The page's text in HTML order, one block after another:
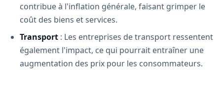
contribue à l'inflation générale, faisant grimper le
coût des biens et services.
Transport : Les entreprises de transport ressentent
également l'impact, ce qui pourrait entraîner une
augmentation des prix pour les consommateurs.